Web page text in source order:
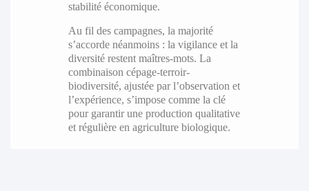
stabilité économique.
Au fil des campagnes, la majorité
s’accorde néanmoins : la vigilance et la
diversité restent maîtres-mots. La
combinaison cépage-terroir-
biodiversité, ajustée par l’observation et
l’expérience, s’impose comme la clé
pour garantir une production qualitative
et régulière en agriculture biologique.